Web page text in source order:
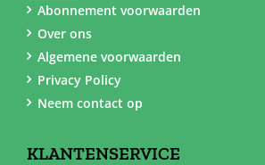
Abonnement voorwaarden
Over ons
Algemene voorwaarden
Privacy Policy
Neem contact op
KLANTENSERVICE